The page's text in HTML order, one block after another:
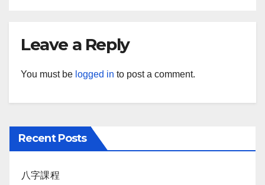
Leave a Reply
You must be logged in to post a comment.
Recent Posts
八字課程